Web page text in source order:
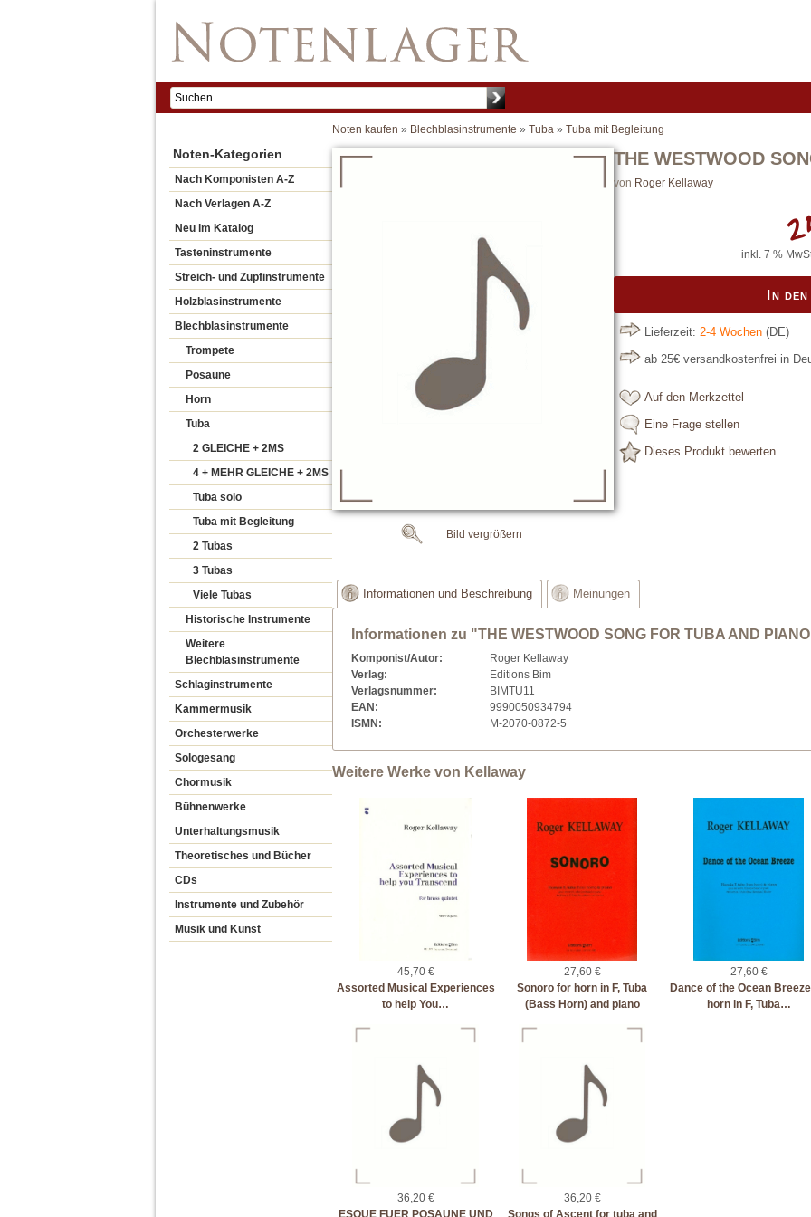
Noten-Kategorien
Nach Komponisten A-Z
Nach Verlagen A-Z
Neu im Katalog
Tasteninstrumente
Streich- und Zupfinstrumente
Holzblasinstrumente
Blechblasinstrumente
Trompete
Posaune
Horn
Tuba
2 GLEICHE + 2MS
4 + MEHR GLEICHE + 2MS
Tuba solo
Tuba mit Begleitung
2 Tubas
3 Tubas
Viele Tubas
Historische Instrumente
Weitere
Blechblasinstrumente
Schlaginstrumente
Kammermusik
Orchesterwerke
Sologesang
Chormusik
Bühnenwerke
Unterhaltungsmusik
Theoretisches und Bücher
CDs
Instrumente und Zubehör
Musik und Kunst
Noten kaufen » Blechblasinstrumente » Tuba » Tuba mit Begleitung
THE WESTWOOD
von Roger Kellaway
inkl. 7 %
In
Lieferzeit: 2-4 Wochen (DE)
ab 25€ versandkostenfrei in
Auf den Merkzettel
Eine Frage stellen
Dieses Produkt bewerten
Bild vergrößern
Informationen und Beschreibung Meinungen
Informationen zu "THE WESTWOOD SONG FOR TUBA AND
Komponist/Autor:
Roger Kellaway
Verlag:
Editions Bim
Verlagsnummer:
BIMTU11
EAN:
9990050934794
ISMN:
M-2070-0872-5
Weitere Werke von Kellaway
45,70 €
Assorted Musical Experiences
to help You…
27,60 €
Sonoro for horn in F, Tuba
(Bass Horn) and piano
27,60 €
Dance of the Ocean
horn in F, Tuba…
36,20 €
ESQUE FUER POSAUNE UND
36,20 €
Songs of Ascent for tuba and